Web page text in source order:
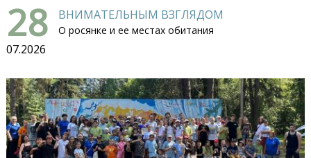
28
07.2026
ВНИМАТЕЛЬНЫМ ВЗГЛЯДОМ
О росянке и ее местах обитания